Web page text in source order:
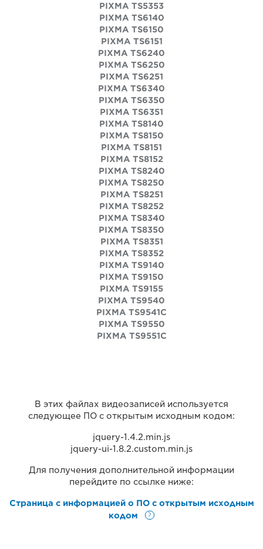
PIXMA TS5353
PIXMA TS6140
PIXMA TS6150
PIXMA TS6151
PIXMA TS6240
PIXMA TS6250
PIXMA TS6251
PIXMA TS6340
PIXMA TS6350
PIXMA TS6351
PIXMA TS8140
PIXMA TS8150
PIXMA TS8151
PIXMA TS8152
PIXMA TS8240
PIXMA TS8250
PIXMA TS8251
PIXMA TS8252
PIXMA TS8340
PIXMA TS8350
PIXMA TS8351
PIXMA TS8352
PIXMA TS9140
PIXMA TS9150
PIXMA TS9155
PIXMA TS9540
PIXMA TS9541C
PIXMA TS9550
PIXMA TS9551C
В этих файлах видеозаписей используется
следующее ПО с открытым исходным кодом:
jquery-1.4.2.min.js
jquery-ui-1.8.2.custom.min.js
Для получения дополнительной информации
перейдите по ссылке ниже:
Страница с информацией о ПО с открытым исходным
кодом